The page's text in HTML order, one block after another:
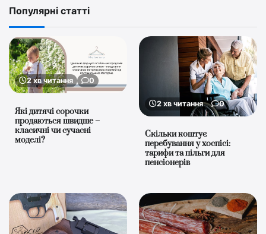
Популярні статті
2 хв читання 0
Які дитячі сорочки
продаються швидше –
класичні чи сучасні
моделі?
2 хв читання 0
Скільки коштує
перебування у хоспісі:
тарифи та пільги для
пенсіонерів